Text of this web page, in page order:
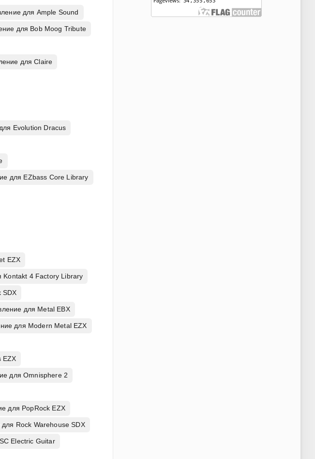
для Ample Sound
для Bob Moog Tribute
для Claire
Evolution Dracus
для EZbass Core Library
EZX
Kontakt 4 Factory Library
SDX
для Metal EBX
для Modern Metal EZX
EZX
для Omnisphere 2
для PopRock EZX
Rock Warehouse SDX
Electric Guitar